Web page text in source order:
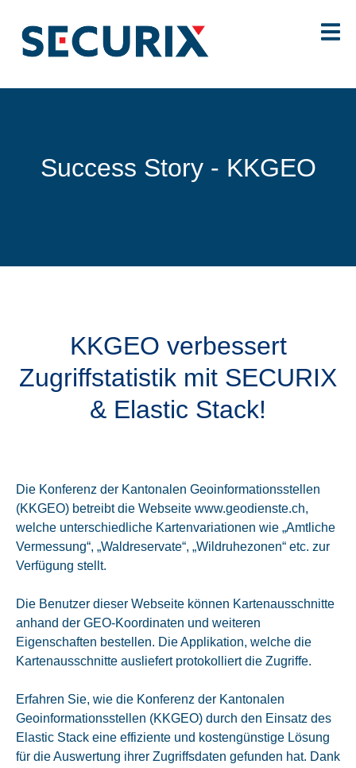
Success Story - KKGEO
KKGEO verbessert
Zugriffstatistik mit SECURIX
& Elastic Stack!
Die Konferenz der Kantonalen Geoinformationsstellen
(KKGEO) betreibt die Webseite www.geodienste.ch,
welche unterschiedliche Kartenvariationen wie „Amtliche
Vermessung“, „Waldreservate“, „Wildruhezonen“ etc. zur
Verfügung stellt.
Die Benutzer dieser Webseite können Kartenausschnitte
anhand der GEO-Koordinaten und weiteren
Eigenschaften bestellen. Die Applikation, welche die
Kartenausschnitte ausliefert protokolliert die Zugriffe.
Erfahren Sie, wie die Konferenz der Kantonalen
Geoinformationsstellen (KKGEO) durch den Einsatz des
Elastic Stack eine effiziente und kostengünstige Lösung
für die Auswertung ihrer Zugriffsdaten gefunden hat. Dank